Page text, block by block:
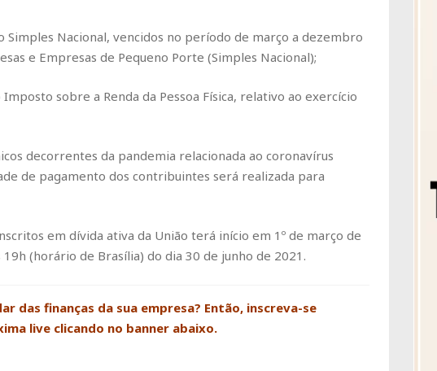
Simples Nacional, vencidos no período de março a dezembro
e Empresas de Pequeno Porte (Simples Nacional);
sobre a Renda da Pessoa Física, relativo ao exercício
decorrentes da pandemia relacionada ao coronavírus
de pagamento dos contribuintes será realizada para
em dívida ativa da União terá início em 1º de março de
(horário de Brasília) do dia 30 de junho de 2021.
das finanças da sua empresa? Então, inscreva-se
live clicando no banner abaixo.